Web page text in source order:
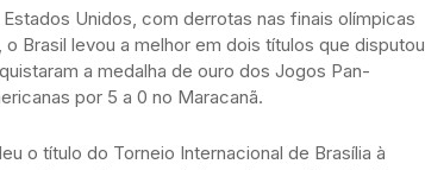
Unidos, com derrotas nas finais olímpicas
Brasil levou a melhor em dois títulos que disputou
a medalha de ouro dos Jogos Pan-
por 5 a 0 no Maracanã.
o título do Torneio Internacional de Brasília à